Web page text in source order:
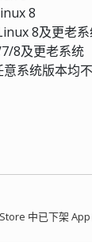
8
8及更老
8及更老系统
系统版本均
中已下架